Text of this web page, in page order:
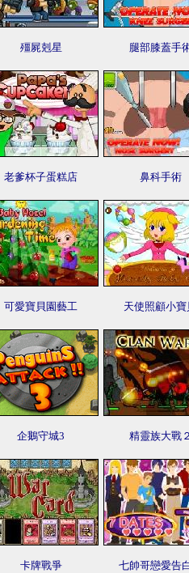
殭屍剋星 腿部膝蓋手
老爹杯子蛋糕店 鼻科手術
可愛寶貝園藝工 天使照顧小寶
企鵝守城3 精靈族大戰２
卡牌戰爭 七帥哥戀愛告